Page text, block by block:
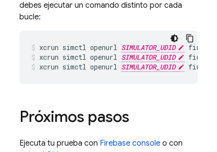
debes ejecutar un comando distinto por cada
bucle:
xcrun simctl openurl SIMULATOR_UDID
xcrun simctl openurl SIMULATOR_UDID
xcrun simctl openurl SIMULATOR_UDID
Próximos pasos
Ejecuta tu prueba con Firebase console o con